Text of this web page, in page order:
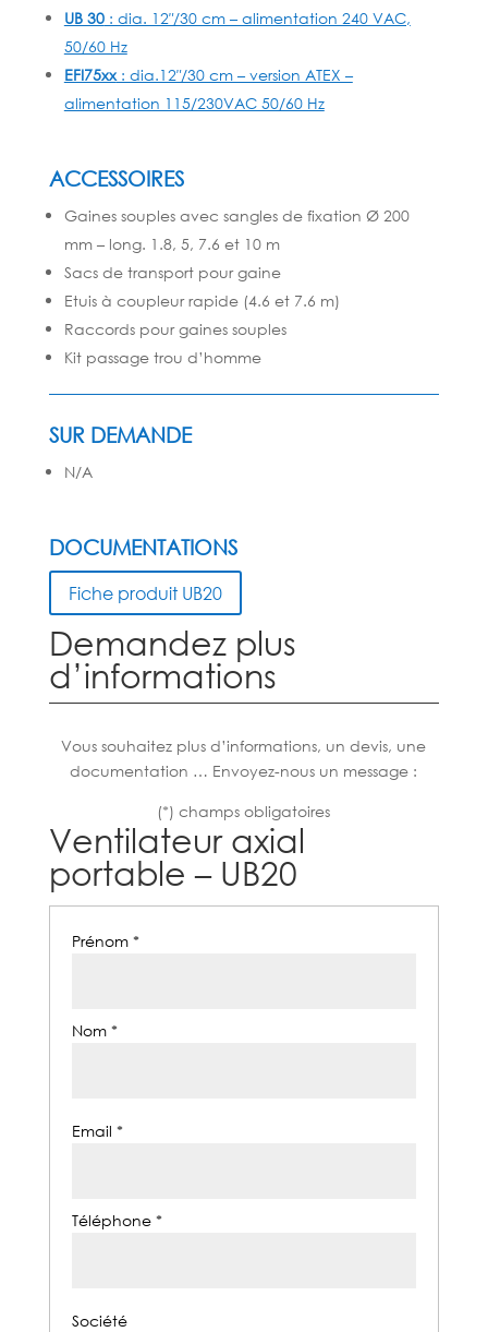
UB 30: dia. 12″/30 cm – alimentation 240 VAC,
50/60 Hz
EFI75xx: dia.12″/30 cm – version ATEX –
alimentation 115/230VAC 50/60 Hz
ACCESSOIRES
Gaines souples avec sangles de fixation Ø 200
mm – long. 1.8, 5, 7.6 et 10 m
Sacs de transport pour gaine
Etuis à coupleur rapide (4.6 et 7.6 m)
Raccords pour gaines souples
Kit passage trou d’homme
SUR DEMANDE
N/A
DOCUMENTATIONS
Fiche produit UB20
Demandez plus
d’informations
Vous souhaitez plus d’informations, un devis, une
documentation … Envoyez-nous un message :
(*) champs obligatoires
Ventilateur axial
portable – UB20
Prénom *
Nom *
Email *
Téléphone *
Société